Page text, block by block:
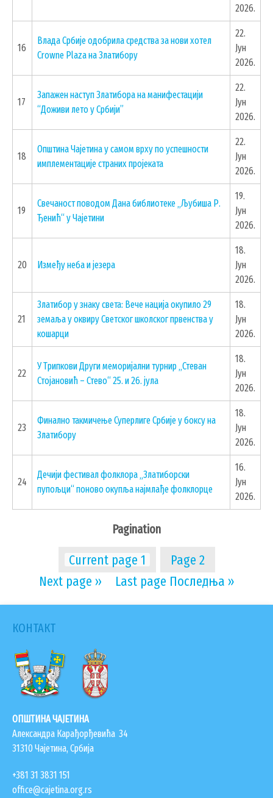
ЗАПОСЛЕНИ У ОПШТИНСКОЈ УПРАВИ
ВАЖНИ ТЕЛЕФОНИ
ПОСТАВИТЕ ПИТАЊЕ
ПРЕТРАЖИ
2026.
16
Влада Србије одобрила средства за нови хотел
Crowne Plaza на Златибору
22.
Јун
2026.
17
Запажен наступ Златибора на манифестацији
“Доживи лето у Србији”
22.
Јун
2026.
18
Општина Чајетина у самом врху по успешности
имплементације страних пројеката
22.
Јун
2026.
19
Свечаност поводом Дана библиотеке „Љубиша Р.
Ђенић“ у Чајетини
19.
Јун
2026.
20 Између неба и језера
18.
Јун
2026.
21
Златибор у знаку света: Вече нација окупило 29
земаља у оквиру Светског школског првенства у
кошарци
18.
Јун
2026.
22
У Трипкови Други меморијални турнир „Стеван
Стојановић – Стево“ 25. и 26. јула
18.
Јун
2026.
23
Финално такмичење Суперлиге Србије у боксу на
Златибору
18.
Јун
2026.
24
Дечији фестивал фолклора „Златиборски
пупољци“ поново окупља најмлађе фолклорце
16.
Јун
2026.
Pagination
Current page 1 Page 2
Next page ›› Last page Последња »
КОНТАКТ
ОПШТИНА ЧАЈЕТИНА
Александра Карађорђевића 34
31310 Чајетина, Србија
+381 31 3831 151
office@cajetina.org.rs